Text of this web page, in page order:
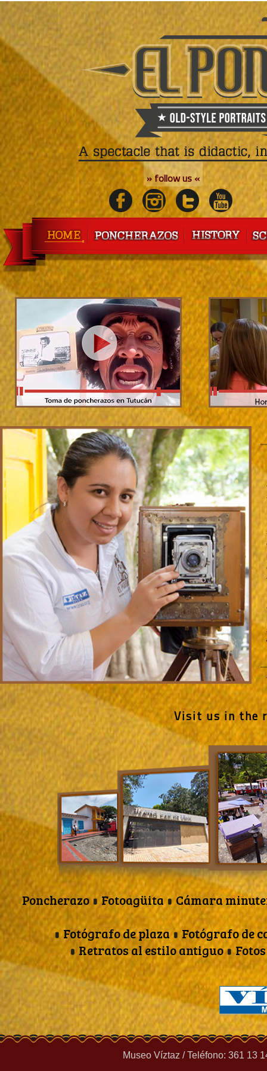
» follow us «
Visit us in the
Poncherazo Fotoagüita Cámara
Fotógrafo de plaza Fotógrafo de
Retratos al estilo antiguo
Museo Víztaz / Teléfono: 361 13